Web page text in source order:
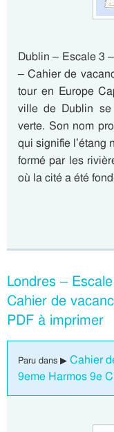
Dublin – Escale 3
– Cahier de
tour en Europe
ville de Dublin
verte. Son nom
qui signifie l’étang
formé par les
où la cité a été
Londres –
Cahier de
PDF à imprimer
Paru dans ▶ Cahier
9eme Harmos 9e